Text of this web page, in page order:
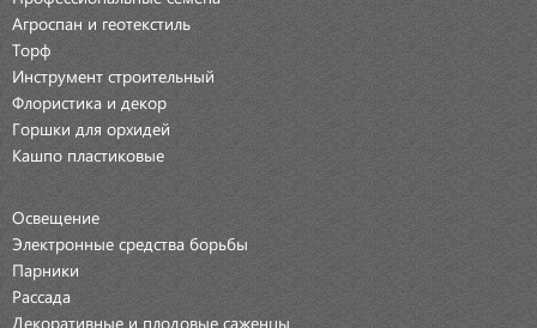
Агроспан и геотекстиль
Торф
Инструмент строительный
Флористика и декор
Горшки для орхидей
Кашпо пластиковые
Освещение
Электронные средства борьбы
Парники
Рассада
Декоративные и плодовые саженцы